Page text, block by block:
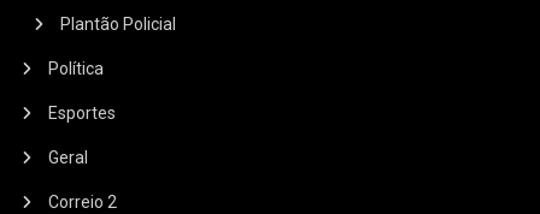
Plantão Policial
Política
Esportes
Geral
Correio 2